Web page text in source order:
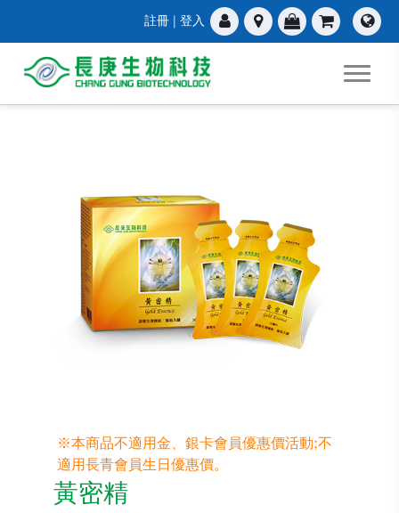
註冊 | 登入
※本商品不適用金、銀卡會員優惠價活動;不
適用長青會員生日優惠價。
黃密精